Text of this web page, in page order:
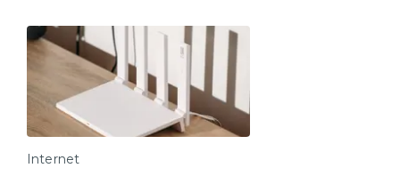
Internet